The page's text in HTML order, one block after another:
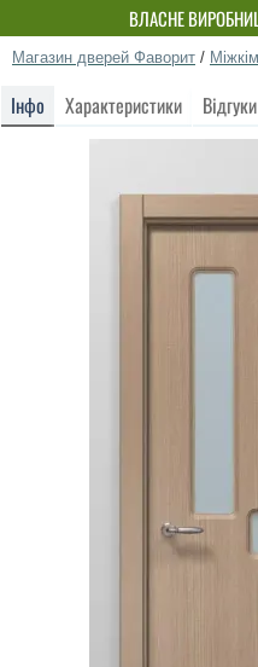
ВЛАСНЕ
Магазин дверей Фаворит /
Інфо Характеристики